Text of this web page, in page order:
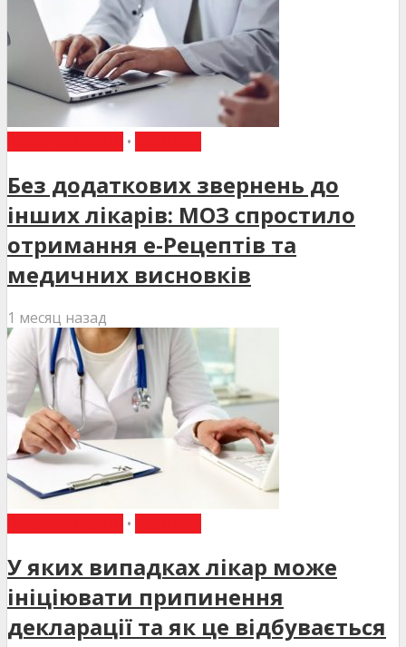
•
Без додаткових звернень до
інших лікарів: МОЗ спростило
отримання е-Рецептів та
медичних висновків
1 месяц назад
•
У яких випадках лікар може
ініціювати припинення
декларації та як це відбувається